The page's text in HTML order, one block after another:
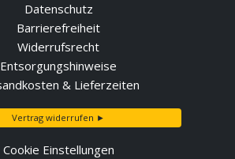
Datenschutz
Barrierefreiheit
Widerrufsrecht
Entsorgungshinweise
& Lieferzeiten
Vertrag widerrufen ►
Cookie Einstellungen